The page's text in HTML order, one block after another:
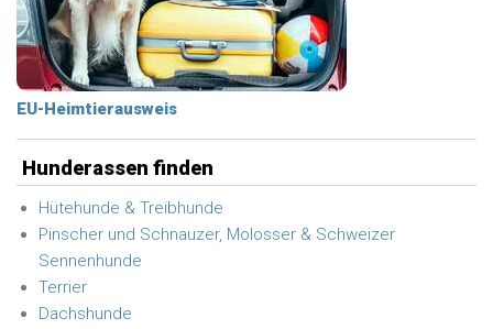
EU-Heimtierausweis
Hunderassen finden
Hütehunde & Treibhunde
Pinscher und Schnauzer, Molosser & Schweizer
Sennenhunde
Terrier
Dachshunde